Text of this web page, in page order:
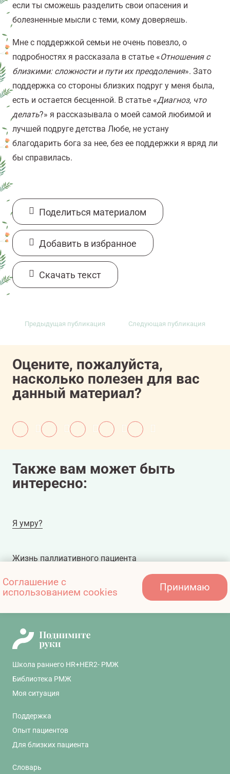
если ты сможешь разделить свои опасения и
болезненные мысли с теми, кому доверяешь.
Мне с поддержкой семьи не очень повезло, о
подробностях я рассказала в статье «Отношения с
близкими: сложности и пути их преодоления». Зато
поддержка со стороны близких подруг у меня была,
есть и остается бесценной. В статье «Диагноз, что
делать?» я рассказывала о моей самой любимой и
лучшей подруге детства Любе, не устану
благодарить бога за нее, без ее поддержки я вряд ли
бы справилась.
Поделиться материалом
Добавить в избранное
Cкачать текст
Предыдущая публикация Следующая публикация
Оцените, пожалуйста,
насколько полезен для вас
данный материал?
Также вам может быть
интересно:
Я умру?
Жизнь паллиативного пациента
Социальная адаптация
Школа раннего HR+HER2- РМЖ
Библиотека РМЖ
Моя ситуация
Поддержка
Опыт пациентов
Для близких пациента
Словарь
Соглашение с
использованием cookies
Принимаю